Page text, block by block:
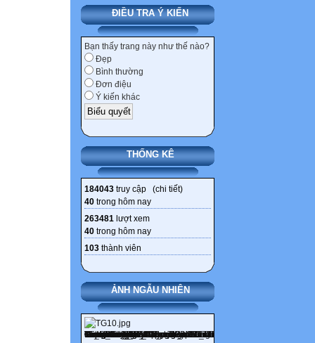
ĐIỀU TRA Ý KIẾN
Bạn thấy trang này như thế nào?
Đẹp
Bình thường
Đơn điệu
Ý kiến khác
THỐNG KÊ
184043 truy cập (chi tiết)
40 trong hôm nay
263481 lượt xem
40 trong hôm nay
103 thành viên
ẢNH NGẪU NHIÊN